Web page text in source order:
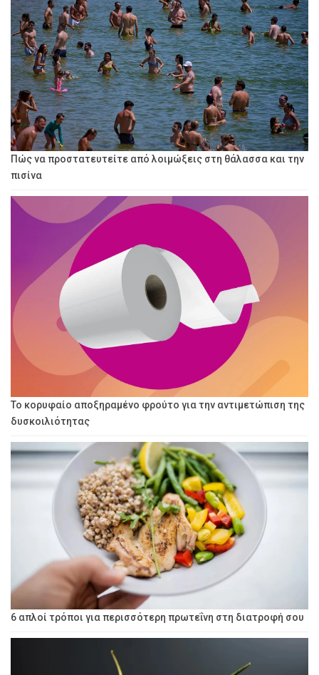
Πώς να προστατευτείτε από λοιμώξεις στη θάλασσα και την
πισίνα
Το κορυφαίο αποξηραμένο φρούτο για την αντιμετώπιση της
δυσκοιλιότητας
6 απλοί τρόποι για περισσότερη πρωτεΐνη στη διατροφή σου